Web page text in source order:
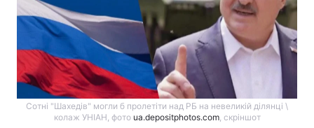
Сотні "Шахедів" могли б пролетіти над РБ на невеликій ділянці \
колаж УНІАН, фото ua.depositphotos.com, скріншот